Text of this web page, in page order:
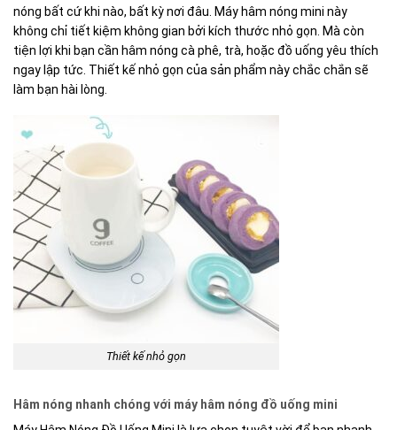
nóng bất cứ khi nào, bất kỳ nơi đâu. Máy hâm nóng mini này
không chỉ tiết kiệm không gian bởi kích thước nhỏ gọn. Mà còn
tiện lợi khi bạn cần hâm nóng cà phê, trà, hoặc đồ uống yêu thích
ngay lập tức. Thiết kế nhỏ gọn của sản phẩm này chắc chắn sẽ
làm bạn hài lòng.
Thiết kế nhỏ gọn
Hâm nóng nhanh chóng với máy hâm nóng đồ uống mini